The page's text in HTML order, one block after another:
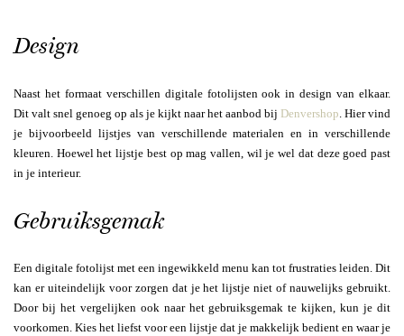
Design
Naast het formaat verschillen digitale fotolijsten ook in design van elkaar.
Dit valt snel genoeg op als je kijkt naar het aanbod bij Denvershop . Hier vind
je bijvoorbeeld lijstjes van verschillende materialen en in verschillende
kleuren. Hoewel het lijstje best op mag vallen, wil je wel dat deze goed past
in je interieur.
Gebruiksgemak
Een digitale fotolijst met een ingewikkeld menu kan tot frustraties leiden. Dit
kan er uiteindelijk voor zorgen dat je het lijstje niet of nauwelijks gebruikt.
Door bij het vergelijken ook naar het gebruiksgemak te kijken, kun je dit
voorkomen. Kies het liefst voor een lijstje dat je makkelijk bedient en waar je